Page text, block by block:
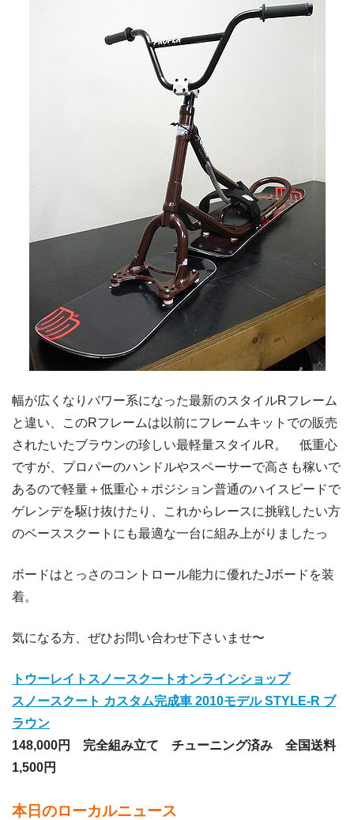
幅が広くなりパワー系になった最新のスタイルRフレーム
と違い、このRフレームは以前にフレームキットでの販売
されたいたブラウンの珍しい最軽量スタイルR。 低重心
ですが、プロパーのハンドルやスペーサーで高さも稼いで
あるので軽量＋低重心＋ポジション普通のハイスピードで
ゲレンデを駆け抜けたり、これからレースに挑戦したい方
のベーススクートにも最適な一台に組み上がりましたっ
ボードはとっさのコントロール能力に優れたJボードを装
着。
気になる方、ぜひお問い合わせ下さいませ〜
トウーレイトスノースクートオンラインショップ
スノースクート カスタム完成車 2010モデル STYLE-R ブ
ラウン
148,000円 完全組み立て チューニング済み 全国送料
1,500円
本日のローカルニュース